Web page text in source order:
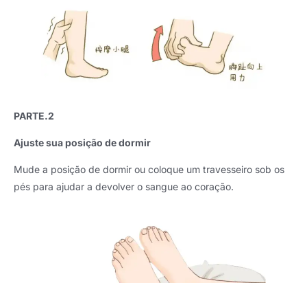
PARTE.2
Ajuste sua posição de dormir
Mude a posição de dormir ou coloque um travesseiro sob os
pés para ajudar a devolver o sangue ao coração.